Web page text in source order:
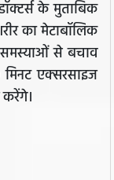
के मुताबिक
का मेटाबॉलिक
से बचाव
एक्सरसाइज